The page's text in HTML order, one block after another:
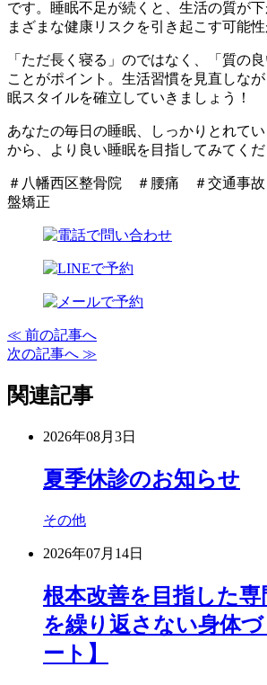
です。睡眠不足が続くと、生活の質が
まざまな健康リスクを引き起こす可能性
「ただ長く寝る」のではなく、「質の
ことがポイント。生活習慣を見直しな
眠スタイルを確立していきましょう！
あなたの毎日の睡眠、しっかりとれて
から、より良い睡眠を目指してみてくだ
＃八幡西区整骨院 ＃腰痛 ＃交通事
盤矯正
≪ 前の記事へ
次の記事へ ≫
関連記事
2026年08月3日
夏季休診のお知らせ
その他
2026年07月14日
根本改善を目指した専
を繰り返さない身体
ート】